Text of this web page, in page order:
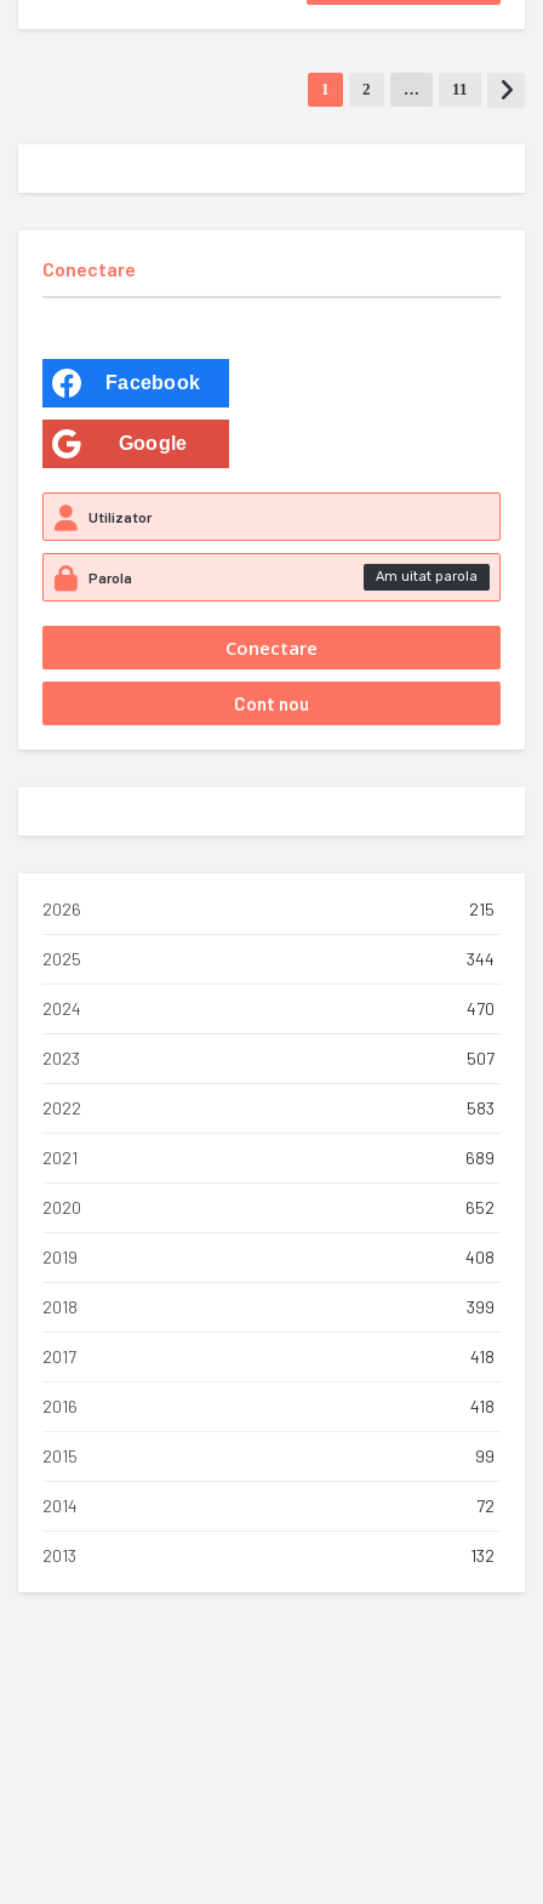
1 2 … 11
Conectare
Facebook
Google
Am uitat parola
2026 215
2025 344
2024 470
2023 507
2022 583
2021 689
2020 652
2019 408
2018 399
2017 418
2016 418
2015 99
2014 72
2013 132